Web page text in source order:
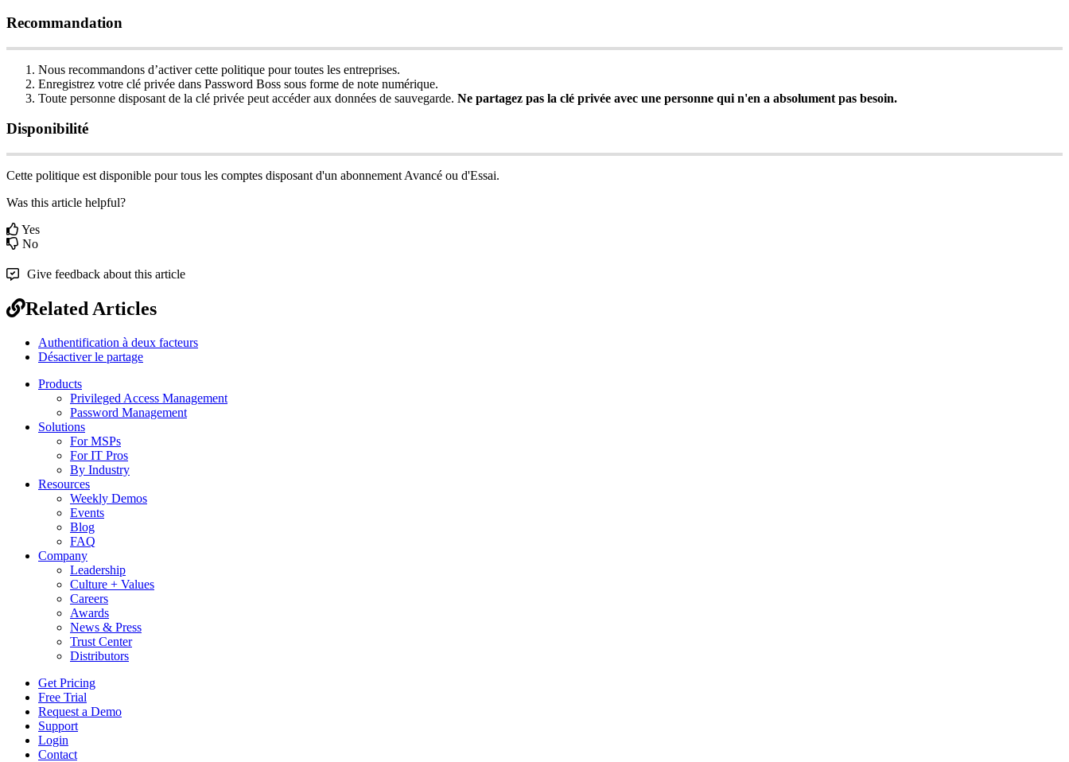
Recommandation
Nous recommandons d’activer cette politique pour toutes les entreprises.
Enregistrez votre clé privée dans Password Boss sous forme de note numérique.
Toute personne disposant de la clé privée peut accéder aux données de sauvegarde. Ne partagez pas la clé privée avec une personne qui n'en a absolument pas besoin.
Disponibilité
Cette politique est disponible pour tous les comptes disposant d'un abonnement Avancé ou d'Essai.
Was this article helpful?
Yes
No
Give feedback about this article
Related Articles
Authentification à deux facteurs
Désactiver le partage
Products
Privileged Access Management
Password Management
Solutions
For MSPs
For IT Pros
By Industry
Resources
Weekly Demos
Events
Blog
FAQ
Company
Leadership
Culture + Values
Careers
Awards
News & Press
Trust Center
Distributors
Get Pricing
Free Trial
Request a Demo
Support
Login
Contact